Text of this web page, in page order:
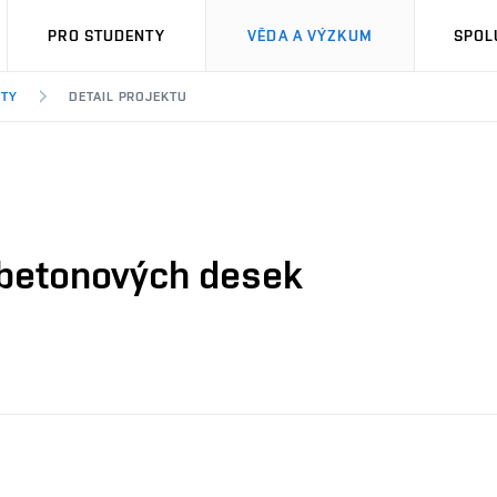
PRO STUDENTY VĚDA A VÝZKUM
DETAIL PROJEKTU
desek